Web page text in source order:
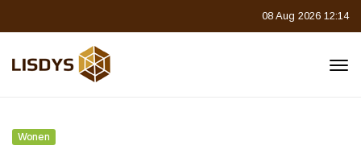
08 Aug 2026 12:14
Wonen